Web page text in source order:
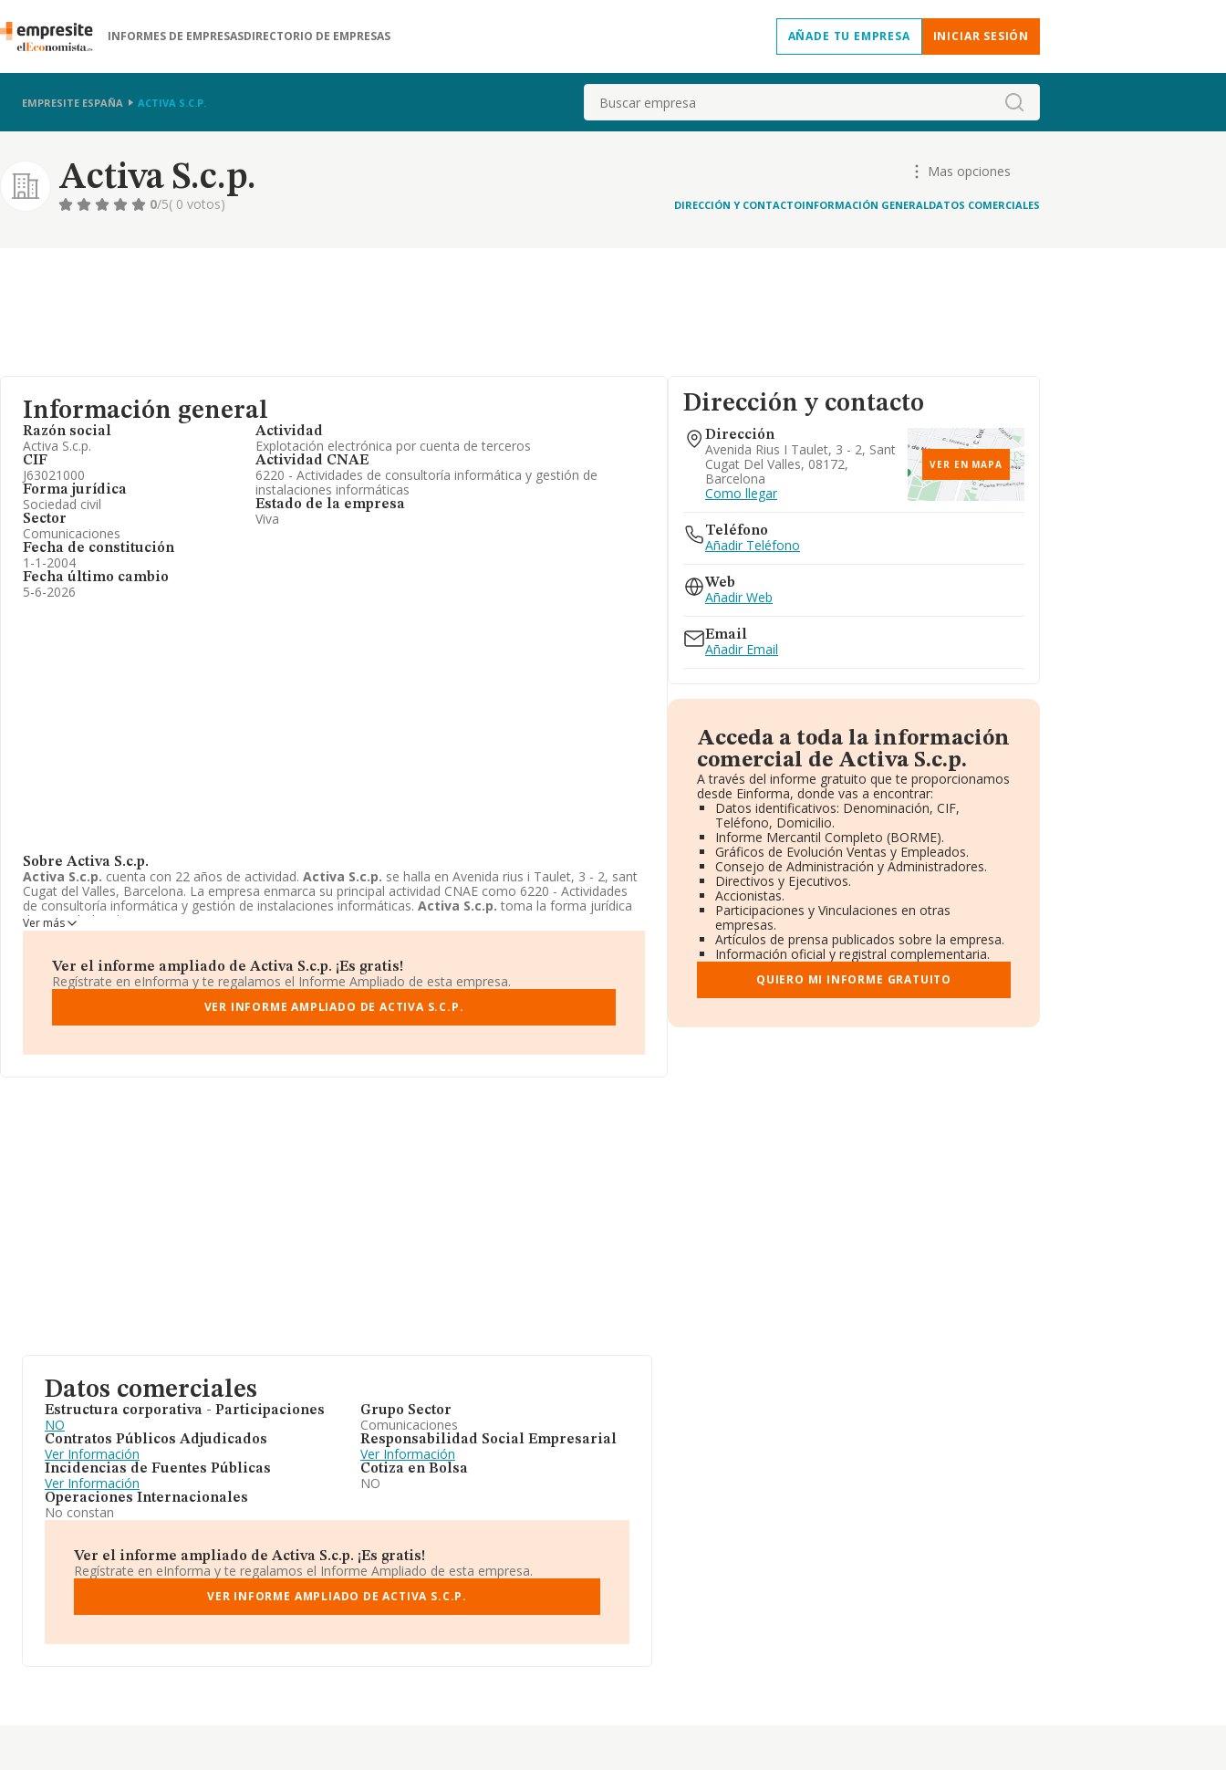
INFORMES DE EMPRESASDIRECTORIO DE EMPRESAS AÑADE TU EMPRESA INICIAR SESIÓN
EMPRESITE ESPAÑA ACTIVA S.C.P. Buscar
Activa S.c.p.
Mas opciones
0/5( 0 votos) DIRECCIÓN Y CONTACTOINFORMACIÓN GENERALDATOS COMERCIALES
Información general
Razón social
Activa S.c.p.
CIF
J63021000
Forma jurídica
Sociedad civil
Sector
Comunicaciones
Fecha de constitución
1-1-2004
Fecha último cambio
5-6-2026
Actividad
Explotación electrónica por cuenta de terceros
Actividad CNAE
6220 - Actividades de consultoría informática y gestión de
instalaciones informáticas
Estado de la empresa
Viva
Sobre Activa S.c.p.
Activa S.c.p. cuenta con 22 años de actividad. Activa S.c.p. se halla en Avenida rius i Taulet, 3 - 2, sant
Cugat del Valles, Barcelona. La empresa enmarca su principal actividad CNAE como 6220 - Actividades
de consultoría informática y gestión de instalaciones informáticas. Activa S.c.p. toma la forma jurídica
de Sociedad civil.
Ver más
Ver el informe ampliado de Activa S.c.p. ¡Es gratis!
Regístrate en eInforma y te regalamos el Informe Ampliado de esta empresa.
VER INFORME AMPLIADO DE ACTIVA S.C.P.
Dirección y contacto
Dirección
Avenida Rius I Taulet, 3 - 2, Sant
Cugat Del Valles, 08172,
Barcelona
Como llegar
VER EN MAPA
Teléfono
Añadir Teléfono
Web
Añadir Web
Email
Añadir Email
Acceda a toda la información
comercial de Activa S.c.p.
A través del informe gratuito que te proporcionamos
desde Einforma, donde vas a encontrar:
Datos identificativos: Denominación, CIF,
Teléfono, Domicilio.
Informe Mercantil Completo (BORME).
Gráficos de Evolución Ventas y Empleados.
Consejo de Administración y Administradores.
Directivos y Ejecutivos.
Accionistas.
Participaciones y Vinculaciones en otras
empresas.
Artículos de prensa publicados sobre la empresa.
Información oficial y registral complementaria.
QUIERO MI INFORME GRATUITO
Datos comerciales
Estructura corporativa - Participaciones
NO
Contratos Públicos Adjudicados
Ver Información
Incidencias de Fuentes Públicas
Ver Información
Operaciones Internacionales
No constan
Grupo Sector
Comunicaciones
Responsabilidad Social Empresarial
Ver Información
Cotiza en Bolsa
NO
Ver el informe ampliado de Activa S.c.p. ¡Es gratis!
Regístrate en eInforma y te regalamos el Informe Ampliado de esta empresa.
VER INFORME AMPLIADO DE ACTIVA S.C.P.